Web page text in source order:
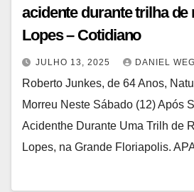
acidente durante trilha de
Lopes – Cotidiano
JULHO 13, 2025 DANIEL
Roberto Junkes, de 64 Anos,
Morreu Neste Sábado (12) Após
Acidenthe Durante Uma Trilh de
Lopes, na Grande Floriapolis.